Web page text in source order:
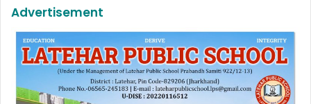
Advertisement